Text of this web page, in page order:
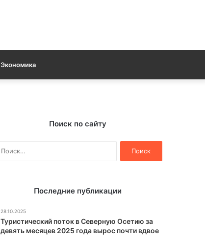
Экономика
Поиск по сайту
Последние публикации
28.10.2025
Туристический поток в Северную Осетию за
девять месяцев 2025 года вырос почти вдвое